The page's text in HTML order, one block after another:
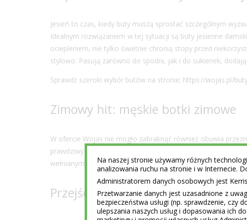
Jesień to czas, kiedy buty muszą sprostać szczególnym
Idealnym rozwiązaniem w tej sytuacji są buty jesienne
ociepleniem, nie tylko świetnie chronią stopy przed
stylowo. Pasują zarówno do spodni, jak i do sukienek,
Sprawdź szeroki wybór butów na stronie: https://wojas.pl/
Zimowy hit: męskie botki zimowe
W ofercie Wojas nie mogło zabraknąć również obuwia
prawdziwy hit. Wyróżniają się one nie tylko swoją
wełnianym płaszczem lub parką, tworzą idealny zimowy
Przejście między sezonami:
Na naszej stronie używamy różnych
analizowania ruchu na stronie i w Internecie.
Administratorem danych osobowych jest
Przetwarzanie danych jest uzasadnione z
bezpieczeństwa usługi (np. sprawdzenie,
ulepszania naszych usług i dopasowania ich